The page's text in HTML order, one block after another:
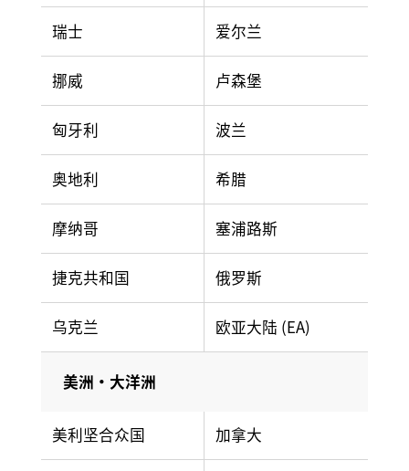
瑞士 爱尔兰
挪威 卢森堡
匈牙利 波兰
奥地利 希腊
摩纳哥 塞浦路斯
捷克共和国 俄罗斯
乌克兰 欧亚大陆 (EA)
美洲・大洋洲
美利坚合众国 加拿大